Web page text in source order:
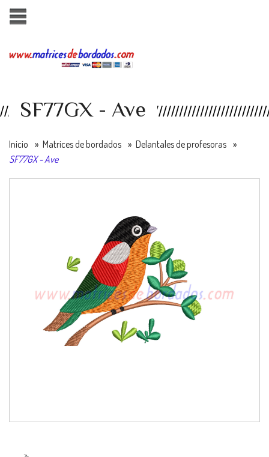
SF77GX - Ave
Inicio » Matrices de bordados » Delantales de profesoras »
SF77GX - Ave